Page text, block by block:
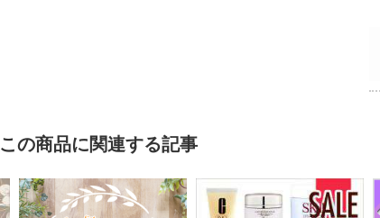
この商品に関連する記事